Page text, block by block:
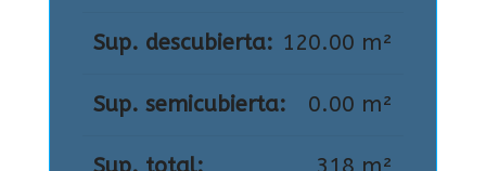
Sup. descubierta: 120.00 m²
Sup. semicubierta: 0.00 m²